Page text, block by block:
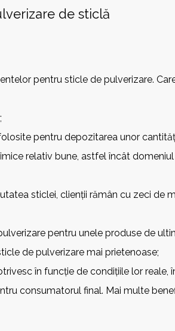
de sticlă
pentru sticle de pulverizare.
pentru depozitarea unor
relativ bune, astfel încât
sticlei, clienții rămân cu zeci de
pentru unele produse de
de pulverizare mai prietenoase;
în funcție de condițiile lor reale,
consumatorul final. Mai multe